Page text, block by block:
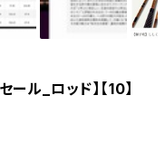
ル_ロッド】【10】